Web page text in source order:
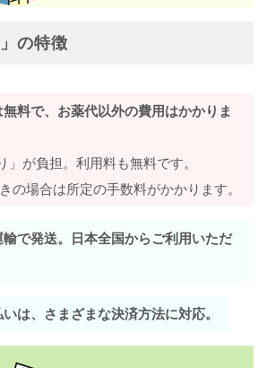
の特徴
料で、お薬代以外の費用はかかりま
」が負担。利用料も無料です。
の場合は所定の手数料がかかります。
で発送。日本全国からご利用いただ
は、さまざまな決済方法に対応。